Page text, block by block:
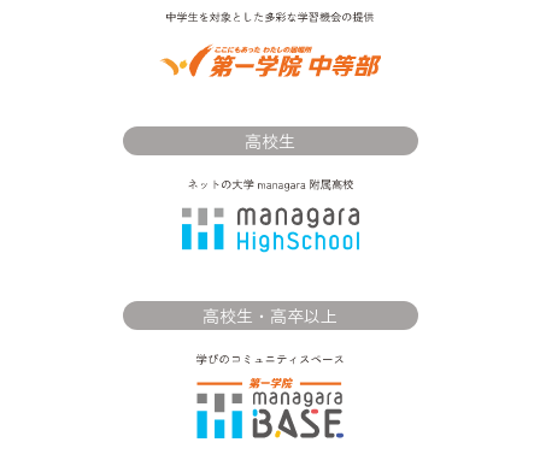
高校生
高校生・高卒以上